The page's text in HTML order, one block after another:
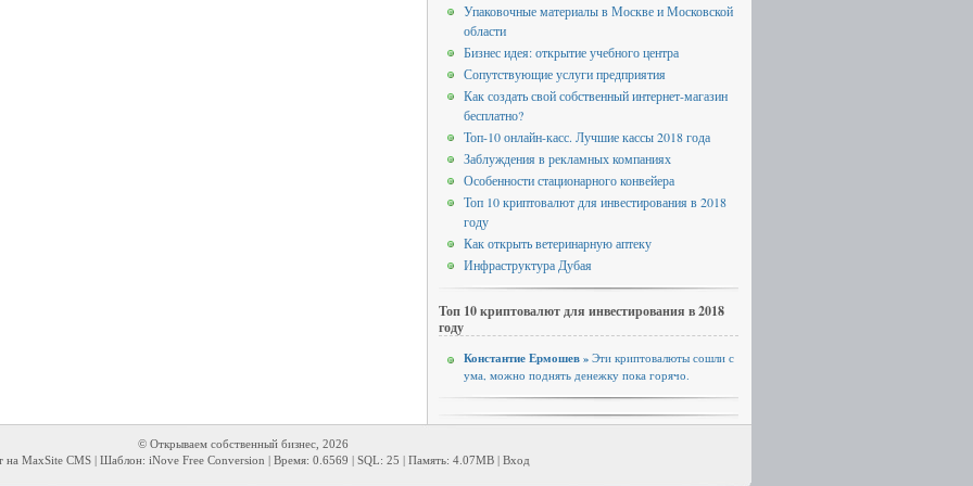
Упаковочные материалы в Москве и Московской
области
Бизнес идея: открытие учебного центра
Сопутствующие услуги предприятия
Как создать свой собственный интернет-магазин
бесплатно?
Топ-10 онлайн-касс. Лучшие кассы 2018 года
Заблуждения в рекламных компаниях
Особенности стационарного конвейера
Топ 10 криптовалют для инвестирования в 2018
году
Как открыть ветеринарную аптеку
Инфраструктура Дубая
Топ 10 криптовалют для инвестирования в 2018
году
Константие Ермошев » Эти криптовалюты сошли с
ума, можно поднять денежку пока горячо.
© Открываем собственный бизнес, 2026
на MaxSite CMS | Шаблон: iNove Free Conversion | Время: 0.6569 | SQL: 25 | Память: 4.07MB | Вход